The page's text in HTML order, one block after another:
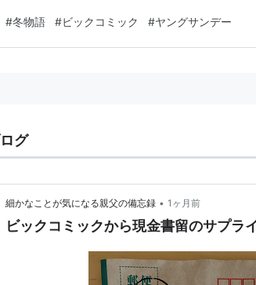
で見合わない東大専科コースに登録してしまうと
い滑り出しを見せる。 二回浪人するが、一年目は
#冬物語 #ビックコミック #ヤングサンデー
グ
細かなことが気になる親父の備忘録 • 1ヶ月前
ビックコミックから現金書留のサプラ